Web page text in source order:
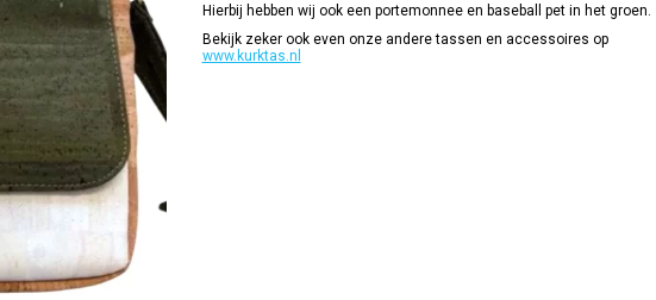
Hierbij hebben wij ook een portemonnee en baseball pet in het groen.
Bekijk zeker ook even onze andere tassen en accessoires op
www.kurktas.nl